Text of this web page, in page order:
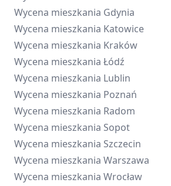
Wycena mieszkania Gdynia
Wycena mieszkania Katowice
Wycena mieszkania Kraków
Wycena mieszkania Łódź
Wycena mieszkania Lublin
Wycena mieszkania Poznań
Wycena mieszkania Radom
Wycena mieszkania Sopot
Wycena mieszkania Szczecin
Wycena mieszkania Warszawa
Wycena mieszkania Wrocław